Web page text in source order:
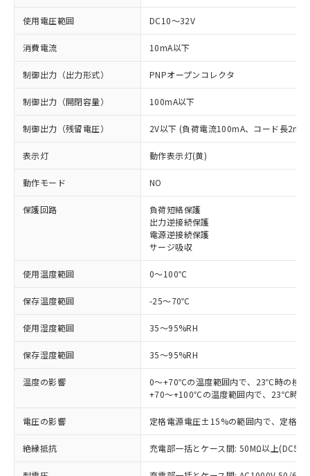
使用電圧範囲 DC10～32V
消費電流 10mA以下
制御出力（出力形式） PNPオープンコレクタ
制御出力（開閉容量） 100mA以下
制御出力（残留電圧） 2V以下 (負荷電流100mA、コード長2m
表示灯 動作表示灯(黄)
動作モード NO
保護回路
負荷短絡保護
出力逆接続保護
電源逆接続保護
サージ吸収
使用温度範囲 0～100℃
保存温度範囲 -25～70℃
使用湿度範囲 35～95%RH
保存湿度範囲 35～95%RH
温度の影響
0～+70℃の温度範囲内で、23℃時の検
+70～+100℃の温度範囲内で、23℃時
電圧の影響 定格電源電圧±15%の範囲内で、定格
絶縁抵抗 充電部一括とケース間: 50MΩ以上
ご利用条件
以下の条件をお読みいただき、同意のうえ
ご利用ください。
本サービスは、当社制御機器事業取扱
商品の当社在庫状況および標準価格
(税抜)を提供させていただくもので
当社制御機器事業取扱商品の中には、
本サービスの対象外となる商品もある
ことをご了承ください。
在庫状況および標準価格照会結果は、
記載している更新日時点での社内デー
※1 対応状況
対応済み：EU RoHS指令（10物質）の
非含有に対応した製品が提供可能な商品で
対応予定：EU RoHS指令（10物質）の非含
有に対応した製品に切り替える予定のある
対応予定なし：EU RoHS指令（10物質）の
非含有に非対応の商品で、対応品を出す予
定はありません。
非含有の対応状況を調査中または確認中の
商品です。
非該当品：ライセンス料など無形物で、有
害物質有無と関係のない商品です。
仕入先様の事情により、非含有部品として
いたものが、含有品と判明した場合などや
むを得ず変更することがあります。
※1 中国RoHS○×表
「○」：最大均質材料含有率が中国RoHSの
「×」：最大均質材料含有率が中国RoHSの
基準値を超えていることを示します。
「－」：未確認です。当社販売部門へお問
い合わせください。
当社は、これら貴社製品のうち、外国
為替および外国貿易法に定める商品
（以下｢規制貨物等」という）を輸出